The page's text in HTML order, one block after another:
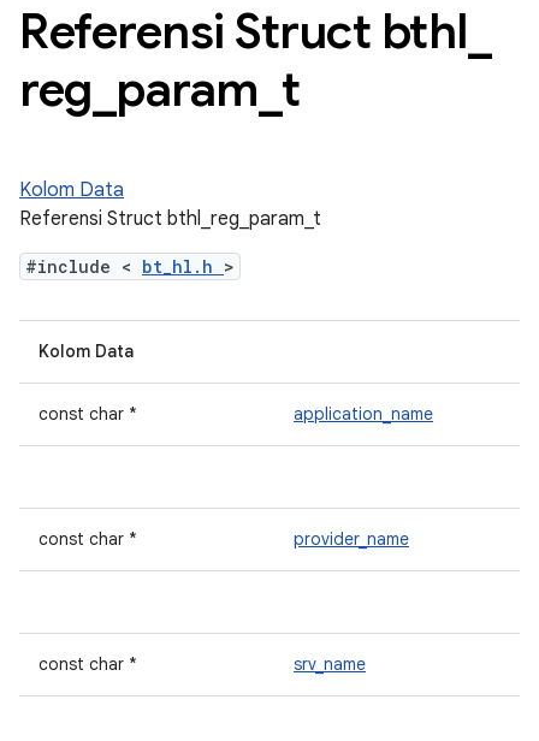
Referensi Struct bthl
reg param t
Kolom Data
Referensi Struct bthl_reg_param_t
#include < bt_hl.h >
Kolom Data
const char * application_name
const char * provider_name
const char * srv_name